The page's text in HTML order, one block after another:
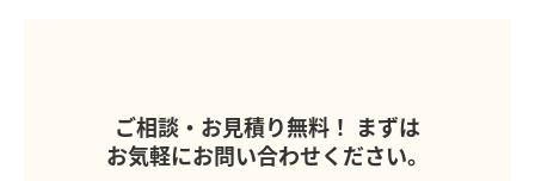
ご相談・お見積り無料！ まずは
お気軽にお問い合わせください。